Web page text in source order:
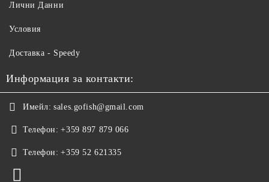
Лични Данни
Условия
Доставка - Speedy
Информация за контакти:
Имейл: sales.gofish@gmail.com
Телефон: +359 897 879 066
Телефон: +359 52 621335